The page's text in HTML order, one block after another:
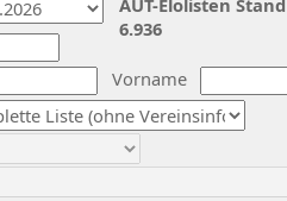
Vorname
AUT-Elolisten
6.936